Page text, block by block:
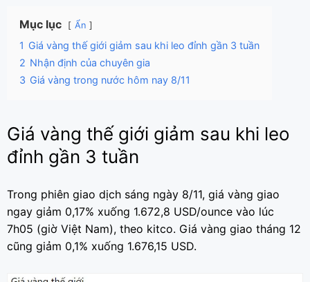
Mục lục Ẩn
1 Giá vàng thế giới giảm sau khi leo đỉnh gần 3 tuần
2 Nhận định của chuyên gia
3 Giá vàng trong nước hôm nay 8/11
Giá vàng thế giới giảm sau khi leo
đỉnh gần 3 tuần
Trong phiên giao dịch sáng ngày 8/11, giá vàng giao
ngay giảm 0,17% xuống 1.672,8 USD/ounce vào lúc
7h05 (giờ Việt Nam), theo kitco. Giá vàng giao tháng 12
cũng giảm 0,1% xuống 1.676,15 USD.